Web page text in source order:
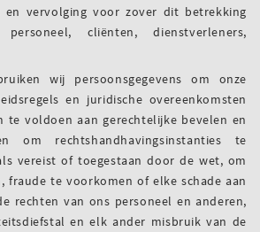
en vervolging voor zover dit betrekking
cliënten, dienstverleners,
wij persoonsgegevens om onze
en juridische overeenkomsten
te voldoen aan gerechtelijke bevelen en
om rechtshandhavingsinstanties te
vereist of toegestaan door de wet, om
fraude te voorkomen of elke schade aan
rechten van ons personeel en anderen,
en elk ander misbruik van de